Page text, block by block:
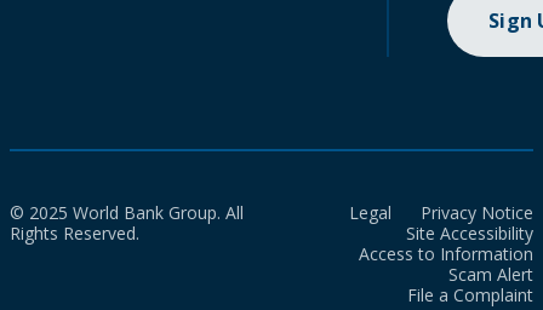
Sign
© 2025 World Bank Group. All
Rights Reserved.
Legal
Privacy Notice
Site Accessibility
Access to Information
Scam Alert
File a Complaint